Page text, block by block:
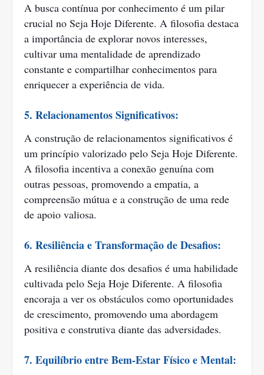
A busca contínua por conhecimento é um pilar
crucial no Seja Hoje Diferente. A filosofia destaca
a importância de explorar novos interesses,
cultivar uma mentalidade de aprendizado
constante e compartilhar conhecimentos para
enriquecer a experiência de vida.
5. Relacionamentos Significativos:
A construção de relacionamentos significativos é
um princípio valorizado pelo Seja Hoje Diferente.
A filosofia incentiva a conexão genuína com
outras pessoas, promovendo a empatia, a
compreensão mútua e a construção de uma rede
de apoio valiosa.
6. Resiliência e Transformação de Desafios:
A resiliência diante dos desafios é uma habilidade
cultivada pelo Seja Hoje Diferente. A filosofia
encoraja a ver os obstáculos como oportunidades
de crescimento, promovendo uma abordagem
positiva e construtiva diante das adversidades.
7. Equilíbrio entre Bem-Estar Físico e Mental: